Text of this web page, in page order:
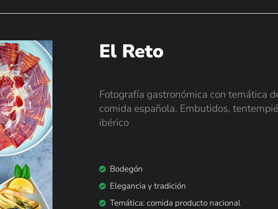
El Reto
Fotografía gastronómica con temática
comida española. Embutidos,
ibérico
Bodegón
Elegancia y tradición
Temática: comida producto nacional